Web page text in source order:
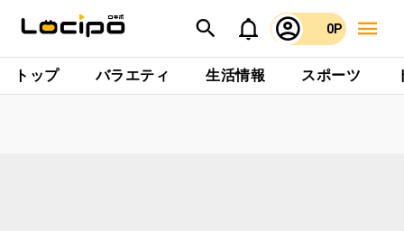
0P
トップ バラエティ 生活情報 スポーツ